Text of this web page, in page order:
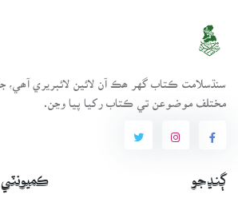
مختلف موضوعن تي ڪتاب رکيا پيا وڃن.
ڳنڍجو ڪميونٽي